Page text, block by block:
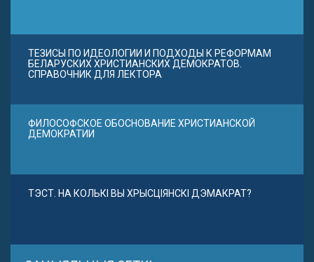
ТЕЗИСЫ ПО ИДЕОЛОГИИ И ПОДХОДЫ К РЕФОРМАМ
БЕЛАРУСКИХ ХРИСТИАНСКИХ ДЕМОКРАТОВ.
СПРАВОЧНИК ДЛЯ ЛЕКТОРА
ФИЛОСОФСКОЕ ОБОСНОВАНИЕ ХРИСТИАНСКОЙ
ДЕМОКРАТИИ
ТЭСТ. НА КОЛЬКІ ВЫ ХРЫСЦІЯНСКІ ДЭМАКРАТ?